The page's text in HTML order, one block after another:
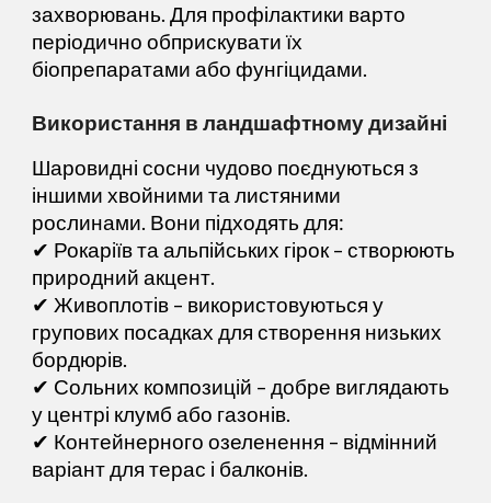
захворювань. Для профілактики варто
періодично обприскувати їх
біопрепаратами або фунгіцидами.
Використання в ландшафтному дизайні
Шаровидні сосни чудово поєднуються з
іншими хвойними та листяними
рослинами. Вони підходять для:
✔ Рокаріїв та альпійських гірок – створюють
природний акцент.
✔ Живоплотів – використовуються у
групових посадках для створення низьких
бордюрів.
✔ Сольних композицій – добре виглядають
у центрі клумб або газонів.
✔ Контейнерного озеленення – відмінний
варіант для терас і балконів.